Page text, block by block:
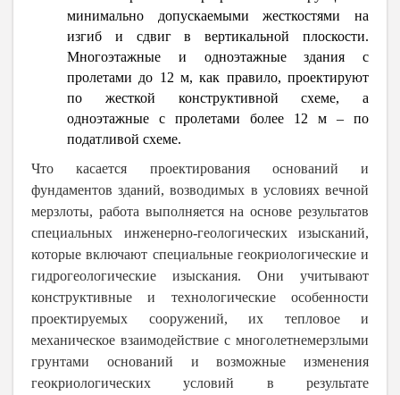
минимально
допускаемыми жесткостями на
изгиб и сдвиг в вертикальной плоскости.
Многоэтажные и одноэтажные здания с
пролетами до 12 м, как правило, проектируют
по жесткой конструктивной схеме, а
одноэтажные с пролетами более 12 м – по
податливой схеме.
Что касается проектирования оснований и
фундаментов зданий, возводимых в условиях вечной
мерзлоты, работа выполняется на основе результатов
специальных инженерно-геологических изысканий,
которые включают специальные геокриологические и
гидрогеологические изыскания. Они учитывают
конструктивные и технологические особенности
проектируемых сооружений, их тепловое и
механическое взаимодействие с многолетнемерзлыми
грунтами оснований и возможные изменения
геокриологических условий в результате